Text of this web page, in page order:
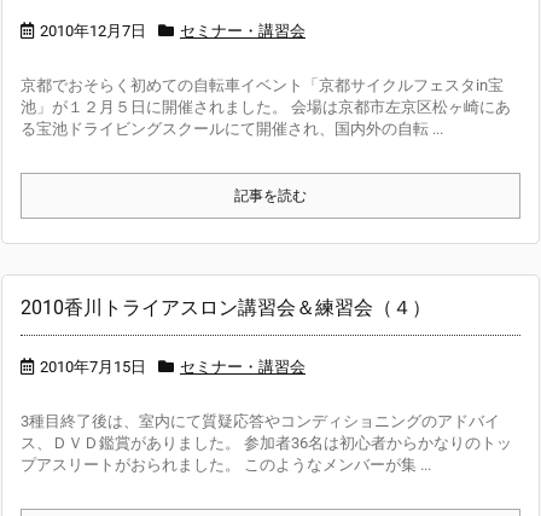
2010年12月7日 セミナー・講習会
京都でおそらく初めての自転車イベント「京都サイクルフェスタin宝
池」が１２月５日に開催されました。 会場は京都市左京区松ヶ崎にあ
る宝池ドライビングスクールにて開催され、国内外の自転 ...
記事を読む
2010香川トライアスロン講習会＆練習会（４）
2010年7月15日 セミナー・講習会
3種目終了後は、室内にて質疑応答やコンディショニングのアドバイ
ス、ＤＶＤ鑑賞がありました。 参加者36名は初心者からかなりのトッ
プアスリートがおられました。 このようなメンバーが集 ...